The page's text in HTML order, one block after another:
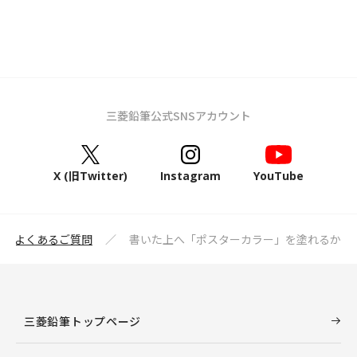
三菱鉛筆公式SNSアカウント
X (旧Twitter) Instagram YouTube
よくあるご質問 書いた上へ「ポスターカラー」を塗れるか
三菱鉛筆トップページ